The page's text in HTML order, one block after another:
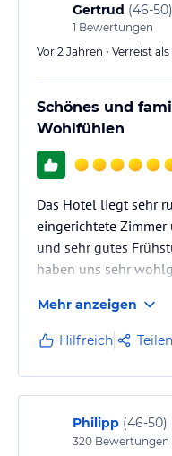
Gertrud (46-50)
1 Bewertungen
Vor 2 Jahren • Verreist
Schönes und
Wohlfühlen
Das Hotel liegt sehr
eingerichtete
und sehr gutes
haben uns sehr
Mehr anzeigen
Hilfreich Teilen
Philipp (46-50)
320 Bewertungen